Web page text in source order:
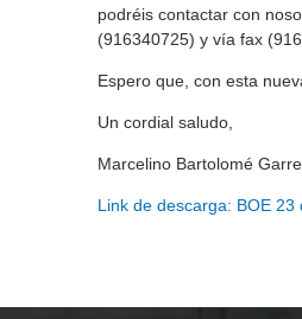
podréis contactar con
(916340725) y vía fax
Espero que, con esta
Un cordial saludo,
Marcelino Bartolomé
Link de descarga: BOE